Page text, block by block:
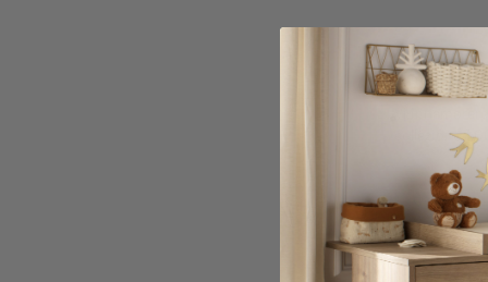
Letto
collezione
elegante,
Un design
Aggiungi